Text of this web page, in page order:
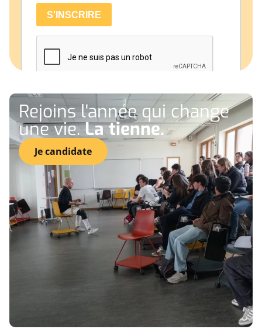
Rejoins l'année qui change
une vie.La tienne.
Je candidate